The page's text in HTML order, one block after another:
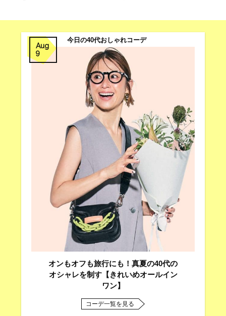
Aug
9
今日の40代おしゃれコーデ
オンもオフも旅行にも！真夏の40代の
オシャレを制す【きれいめオールイン
ワン】
コーデ一覧を見る